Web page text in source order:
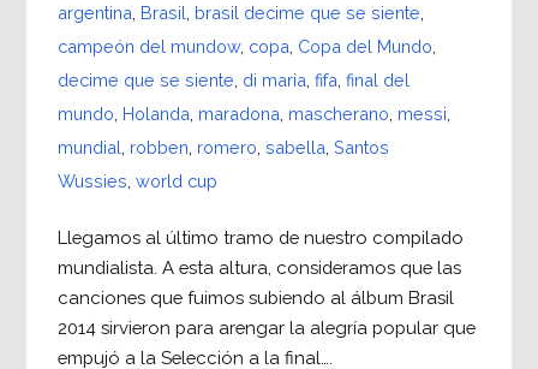
argentina Brasil brasil decime que se siente
campeón del mundow, copa Copa del Mundo
decime que se siente di maria fifa final del
mundo Holanda maradona mascherano messi
mundial robben romero sabella Santos
Wussies world cup
Llegamos al último tramo de nuestro compilado
mundialista. A esta altura, consideramos que las
canciones que fuimos subiendo al álbum Brasil
2014 sirvieron para arengar la alegría popular que
empujó a la Selección a la final….